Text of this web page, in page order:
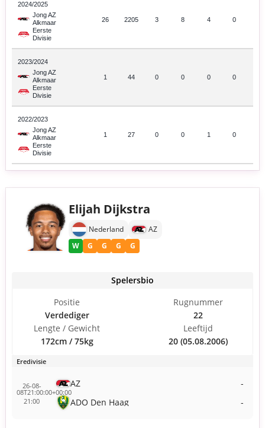
2024/2025
Jong AZ
Alkmaar
Eerste
Divisie
26 2205 3 8 4 0
2023/2024
Jong AZ
Alkmaar
Eerste
Divisie
1 44 0 0 0 0
2022/2023
Jong AZ
Alkmaar
Eerste
Divisie
1 27 0 0 1 0